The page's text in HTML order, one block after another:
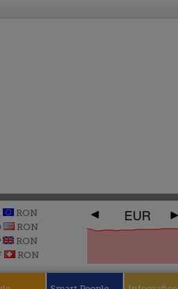
RON
RON
RON
RON
EUR